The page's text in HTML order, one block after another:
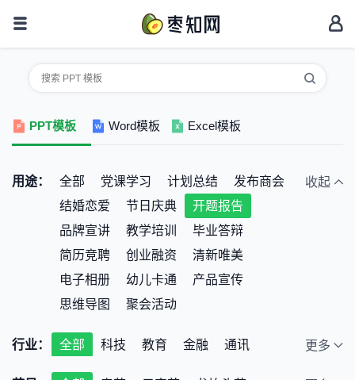
PPT模板 Word模板 Excel模板
用途： 全部 党课学习 计划总结
发布商会
结婚恋爱
节日庆典
开题报告
品牌宣讲
教学培训
毕业答辩
简历竞聘
创业融资
清新唯美
电子相册
幼儿卡通
产品宣传
思维导图
聚会活动
收起
行业： 全部 科技 教育 金融
通讯
广告
更多